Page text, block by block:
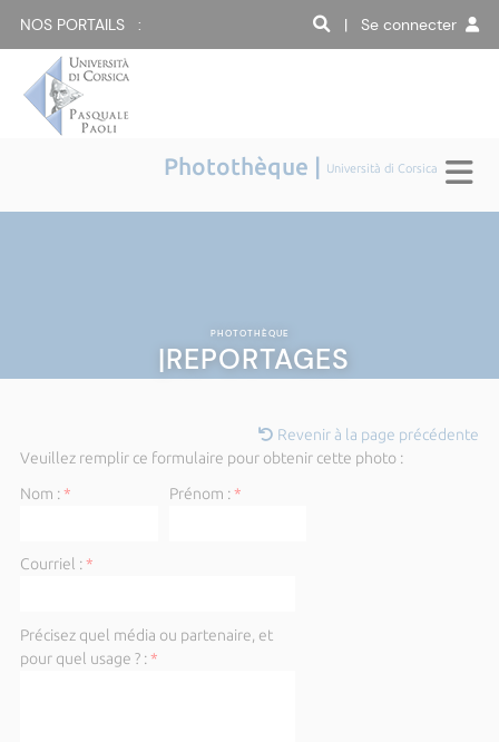
NOS PORTAILS : | Se connecter
Photothèque | Università di Corsica
PHOTOTHÈQUE
|REPORTAGES
Revenir à la page précédente
Veuillez remplir ce formulaire pour obtenir cette photo :
Nom :* Prénom :*
Courriel :*
Précisez quel média ou partenaire, et
pour quel usage ? :*